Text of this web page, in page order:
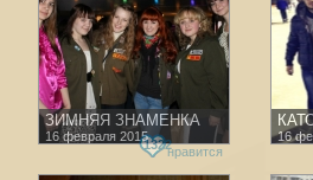
ЗИМНЯЯ ЗНАМЕНКА
16 февраля 2015
1322нравится
16